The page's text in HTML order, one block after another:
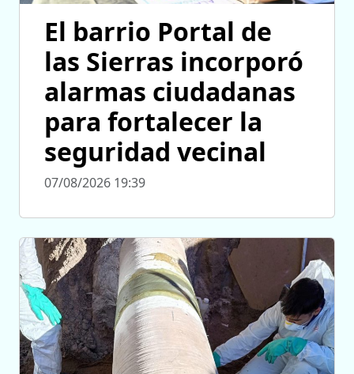
El barrio Portal de
las Sierras incorporó
alarmas ciudadanas
para fortalecer la
seguridad vecinal
07/08/2026 19:39